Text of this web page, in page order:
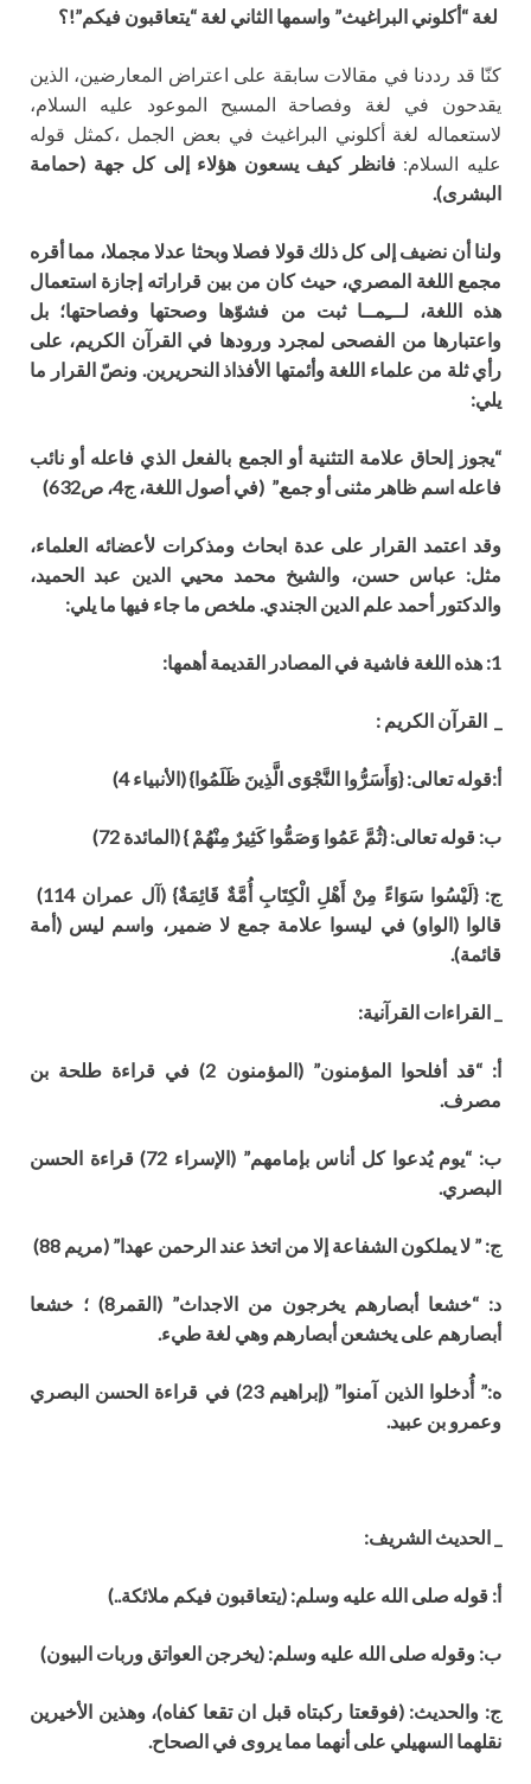
لغة “أكلوني البراغيث” واسمها الثاني لغة “يتعاقبون فيكم”!؟
كنّا قد رددنا في مقالات سابقة على اعتراض المعارضين، الذين
يقدحون في لغة وفصاحة المسيح الموعود عليه السلام،
لاستعماله لغة أكلوني البراغيث في بعض الجمل ،كمثل قوله
عليه السلام: فانظر كيف يسعون هؤلاء إلى كل جهة (حمامة
البشرى).
ولنا أن نضيف إلى كل ذلك قولا فصلا وبحثا عدلا مجملا، مما أقره
مجمع اللغة المصري، حيث كان من بين قراراته إجازة استعمال
هذه اللغة، لـــِمــا ثبت من فشوها وصحتها وفصاحتها؛ بل
واعتبارها من الفصحى لمجرد ورودها في القرآن الكريم، على
رأي ثلة من علماء اللغة وأئمتها الأفذاذ النحريرين. ونص القرار ما
يلي:
“يجوز إلحاق علامة التثنية أو الجمع بالفعل الذي فاعله أو نائب
فاعله اسم ظاهر مثنى أو جمع.” (في أصول اللغة، ج4، ص632)
وقد اعتمد القرار على عدة ابحاث ومذكرات لعضائه العلماء،
مثل: عباس حسن، والشيخ محمد محيي الدين عبد الحميد،
والدكتور أحمد علم الدين الجندي. ملخص ما جاء فيها ما يلي:
1: هذه اللغة فاشية في المصادر القديمة أهمها:
_ القرآن الكريم :
أ:قوله تعالى:{وَأَسَرُّوا النَّجْوَى الَّذِينَ ظَلَمُوا} (الأنبياء 4)
ب: قوله تعالى:{ثُمَّ عَمُوا وَصَمُّوا كَثِيرٌ مِنْهُمْ } (المائدة 72)
ج: {لَيْسُوا سَوَاءً مِنْ أَهْلِ الْكِتَابِ أُمَّةٌ قَائِمَةٌ} (آل عمران 114)
قالوا (الواو) في ليسوا علامة جمع لا ضمير، واسم ليس (أمة
قائمة).
_ القراءات القرآنية:
أ: “قد أفلحوا المؤمنون” (المؤمنون 2) في قراءة طلحة بن
مصرف.
ب: “يوم يُدعوا كل أناس بإمامهم” (الإسراء 72) قراءة الحسن
البصري.
ج: ” لا يملكون الشفاعة إلا من اتخذ عند الرحمن عهدا” (مريم 88)
د: “خشعا أبصارهم يخرجون من ال
جداث” (القمر8) ؛ خشعا
أبصارهم على يخشعن أبصارهم وهي لغة طيء.
ه:” أ
دخلوا الذين آمنوا” (إبراهيم 23) في قراءة الحسن البصري
وعمرو بن عبيد.
_ الحديث الشريف:
أ: قوله صلى الله عليه وسلم: (يتعاقبون فيكم ملائكة..)
ب: وقوله صلى الله عليه وسلم: (يخرجن العواتق وربات البيون)
ج: والحديث: (فوقعتا ركبتاه قبل ان تقعا كفاه)، وهذين الخيرين
نقلهما السهيلي على أنهما مما يروى في الصحاح.